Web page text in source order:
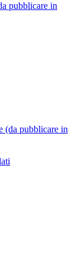
pubblicare in
(da pubblicare in